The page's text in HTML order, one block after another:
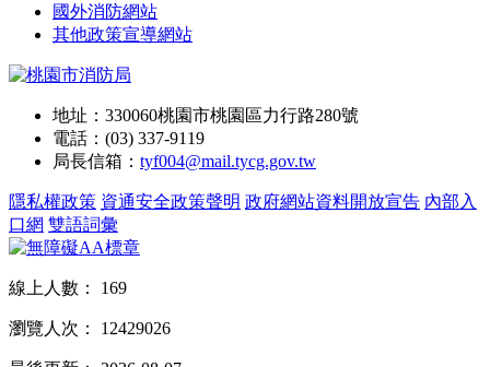
國外消防網站
其他政策宣導網站
地址：330060桃園市桃園區力行路280號
電話：(03) 337-9119
局長信箱： tyf004@mail.tycg.gov.tw
隱私權政策 資通安全政策聲明 政府網站資料開放宣告 內部入
口網 雙語詞彙
線上人數： 169
瀏覽人次： 12429026